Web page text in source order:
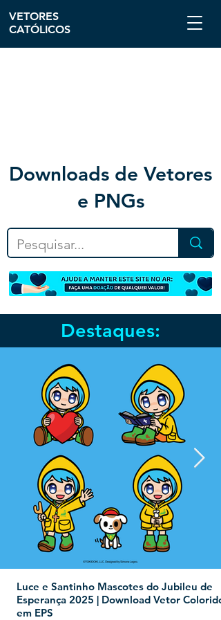
Downloads de Vetores
e PNGs
VETORES
CATÓLICOS
Destaques:
Luce e Santinho Mascotes do Jubileu de
Esperança 2025 | Download Vetor Colorido
em EPS